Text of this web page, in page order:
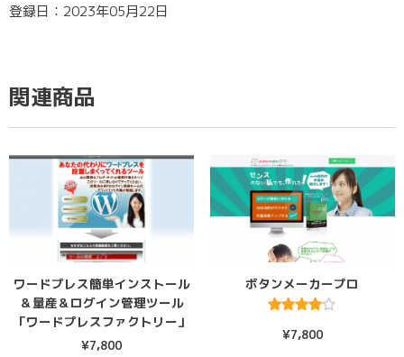
登録日：2023年05月22日
関連商品
ワードプレス簡単インストール
＆量産＆ログイン管理ツール
「ワードプレスファクトリー」
¥7,800
ボタンメーカープロ
4.00
¥7,800